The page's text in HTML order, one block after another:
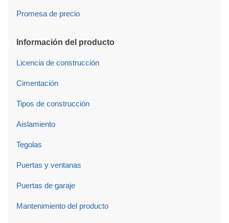
Promesa de precio
Información del producto
Licencia de construcción
Cimentación
Tipos de construcción
Aislamiento
Tegolas
Puertas y ventanas
Puertas de garaje
Mantenimiento del producto